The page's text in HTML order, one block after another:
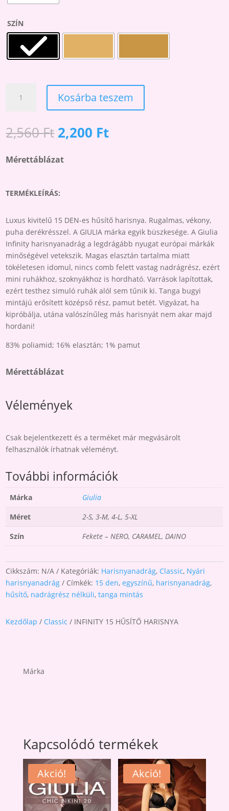
SZÍN
MENNYISÉG
Kosárba teszem
2,560Ft Original
price
was:
2,560 Ft.
2,200 FtCurrent
price
Mérettáblázat
TERMÉKLEÍRÁS:
Luxus kivitelű 15 DEN-es hűsítő harisnya. Rugalmas, vékony,
puha derékrésszel. A GIULIA márka egyik büszkesége. A Giulia
Infinity harisnyanadrág a legdrágább nyugat európai márkák
minőségével vetekszik. Magas elasztán tartalma miatt
tökéletesen idomul, nincs comb felett vastag nadrágrész, ezért
mini ruhákhoz, szoknyákhoz is hordható. Varrások lapítottak,
ezért testhez simuló ruhák alól sem tűnik ki. Tanga bugyi
mintájú erősített középső rész, pamut betét. Vigyázat, ha
kipróbálja, utána valószínűleg más harisnyát nem akar majd
hordani!
83% poliamid; 16% elasztán; 1% pamut
Mérettáblázat
Vélemények
Csak bejelentkezett és a terméket már megvásárolt
felhasználók írhatnak véleményt.
További információk
Márka
Giulia
Méret
2-S, 3-M, 4-L, 5-XL
Szín
Fekete – NERO, CARAMEL, DAINO
Cikkszám: N/A Kategóriák: Harisnyanadrág, Classic, Nyári
harisnyanadrág
Címkék: 15 den,egyszínű, harisnyanadrág,
hűsítő, nadrágrész nélküli,tanga mintás
Kezdőlap / Classic / INFINITY 15 HŰSÍTŐ HARISNYA
Márka
Kapcsolódó termékek
Akció! Akció!